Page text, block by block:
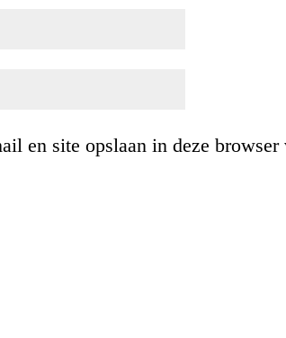
en site opslaan in deze